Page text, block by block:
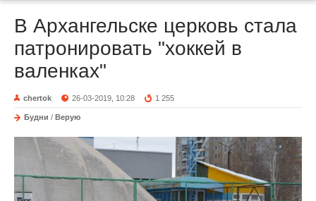
В Архангельске церковь стала
патронировать "хоккей в
валенках"
chertok 26-03-2019, 10:28 1 255
Будни / Верую